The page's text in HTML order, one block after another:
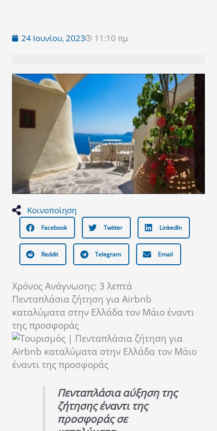
24 Ιουνίου, 2023 11:10 πμ
Κοινοποίηση
Facebook Twitter LinkedIn
Reddit Telegram Email
Χρόνος Ανάγνωσης: 3 λεπτά
Πενταπλάσια ζήτηση για Airbnb
καταλύματα στην Ελλάδα τον Μάιο έναντι
της προσφοράς
Πενταπλάσια αύξηση της
ζήτησης έναντι της
προσφοράς σε